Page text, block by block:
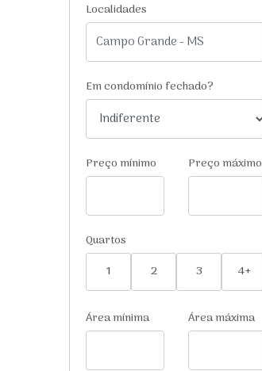
Localidades
Em condomínio fechado?
Preço mínimo Preço máximo
Quartos
1
2 3 4+
Área mínima Área máxima